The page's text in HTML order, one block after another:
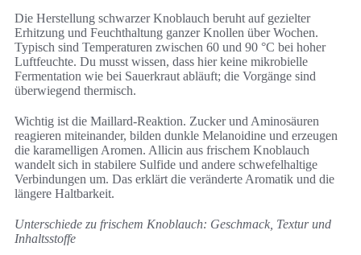
Die Herstellung schwarzer Knoblauch beruht auf gezielter
Erhitzung und Feuchthaltung ganzer Knollen über Wochen.
Typisch sind Temperaturen zwischen 60 und 90 °C bei hoher
Luftfeuchte. Du musst wissen, dass hier keine mikrobielle
Fermentation wie bei Sauerkraut abläuft; die Vorgänge sind
überwiegend thermisch.
Wichtig ist die Maillard-Reaktion. Zucker und Aminosäuren
reagieren miteinander, bilden dunkle Melanoidine und erzeugen
die karamelligen Aromen. Allicin aus frischem Knoblauch
wandelt sich in stabilere Sulfide und andere schwefelhaltige
Verbindungen um. Das erklärt die veränderte Aromatik und die
längere Haltbarkeit.
Unterschiede zu frischem Knoblauch: Geschmack, Textur und
Inhaltsstoffe